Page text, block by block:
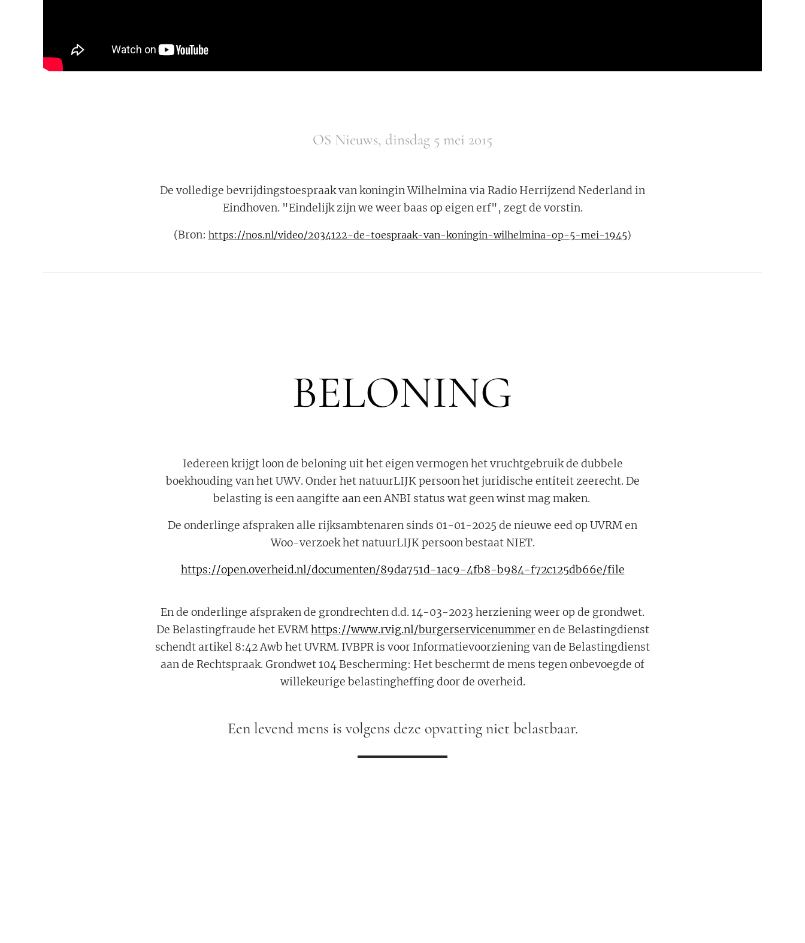
OS Nieuws, dinsdag 5 mei 2015
De volledige bevrijdingstoespraak van koningin Wilhelmina via Radio Herrijzend Nederland in
Eindhoven. "Eindelijk zijn we weer baas op eigen erf", zegt de vorstin.
(Bron: https://nos.nl/video/2034122-de-toespraak-van-koningin-wilhelmina-op-5-mei-1945)
BELONING
Iedereen krijgt loon de beloning uit het eigen vermogen het vruchtgebruik de dubbele
boekhouding van het UWV. Onder het natuurLIJK persoon het juridische entiteit zeerecht. De
belasting is een aangifte aan een ANBI status wat geen winst mag maken.
De onderlinge afspraken alle rijksambtenaren sinds 01-01-2025 de nieuwe eed op UVRM en
Woo-verzoek het natuurLIJK persoon bestaat NIET.
https://open.overheid.nl/documenten/89da751d-1ac9-4fb8-b984-f72c125db66e/file
En de onderlinge afspraken de grondrechten d.d. 14-03-2023 herziening weer op de grondwet.
De Belastingfraude het EVRMhttps://www.rvig.nl/burgerservicenummeren de Belastingdienst
schendt artikel 8:42 Awb het UVRM. IVBPR is voor Informatievoorziening van de Belastingdienst
aan de Rechtspraak. Grondwet 104 Bescherming: Het beschermt de mens tegen onbevoegde of
willekeurige belastingheffing door de overheid.
Een levend mens is volgens deze opvatting niet belastbaar.